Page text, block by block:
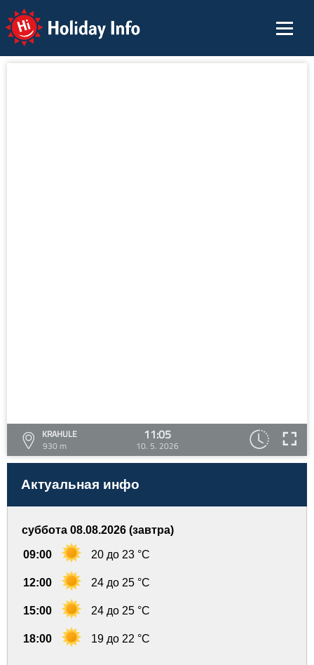
Holiday Info
KRAHULE
930 m
11:05
10. 5. 2026
Актуальная инфо
суббота 08.08.2026 (завтра)
09:00 20 до 23 °C
12:00 24 до 25 °C
15:00 24 до 25 °C
18:00 19 до 22 °C